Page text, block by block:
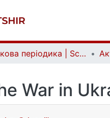
Наукова періодика | Scientific periodicals
War in